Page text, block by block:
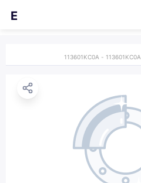
E
113601KC0A - 113601KC0A